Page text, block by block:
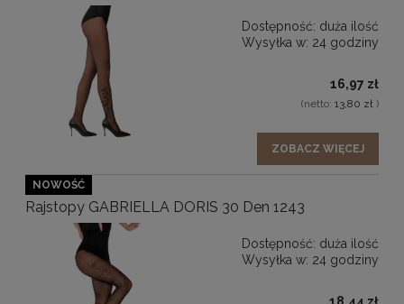
Dostępność: duża ilość
Wysyłka w: 24 godziny
16,97 zł
(netto: 13,80 zł )
ZOBACZ WIĘCEJ
Rajstopy GABRIELLA DORIS 30 Den 1243
Dostępność: duża ilość
Wysyłka w: 24 godziny
18,44 zł
NOWOŚĆ